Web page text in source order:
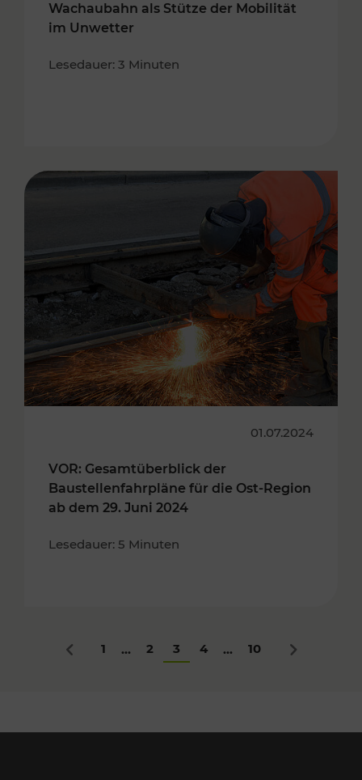
Wachaubahn als Stütze der Mobilität
im Unwetter
Lesedauer: 3 Minuten
01.07.2024
VOR: Gesamtüberblick der
Baustellenfahrpläne für die Ost-Region
ab dem 29. Juni 2024
Lesedauer: 5 Minuten
Zurück
1 ... 2 3 4 ... 10 Nächstes